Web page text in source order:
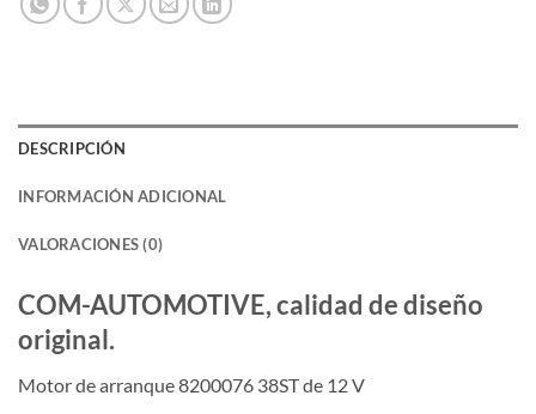
DESCRIPCIÓN
INFORMACIÓN ADICIONAL
VALORACIONES (0)
COM-AUTOMOTIVE, calidad de diseño
original.
Motor de arranque 8200076 38ST de 12 V